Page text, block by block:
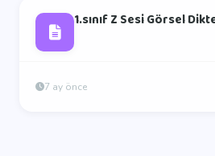
1.sınıf Z Sesi Görsel
7 ay önce